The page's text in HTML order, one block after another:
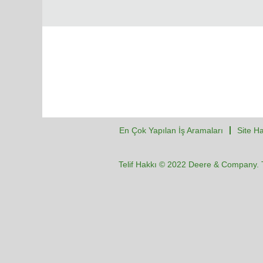
En Çok Yapılan İş Aramaları Site
Telif Hakkı © 2022 Deere & Company.